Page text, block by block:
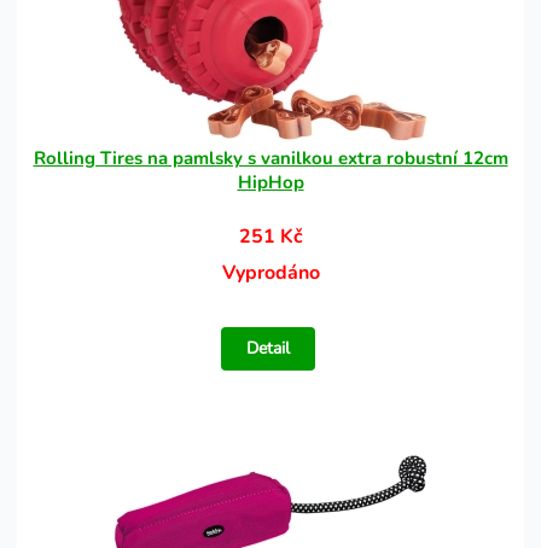
Rolling Tires na pamlsky s vanilkou extra robustní 12cm
HipHop
251 Kč
Vyprodáno
Detail